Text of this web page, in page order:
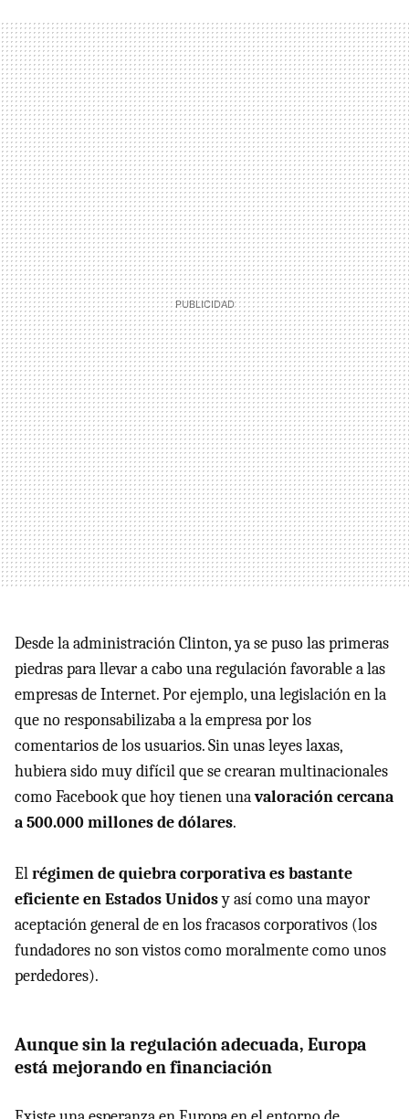
Desde la administración Clinton, ya se puso las primeras
piedras para llevar a cabo una regulación favorable a las
empresas de Internet. Por ejemplo, una legislación en la
que no responsabilizaba a la empresa por los
comentarios de los usuarios. Sin unas leyes laxas,
hubiera sido muy difícil que se crearan multinacionales
como Facebook que hoy tienen unavaloración cercana
a 500.000 millones de dólares.
Elrégimen de quiebra corporativa es bastante
eficiente en Estados Unidosy así como una mayor
aceptación general de en los fracasos corporativos (los
fundadores no son vistos como moralmente como unos
perdedores).
Aunque sin la regulación adecuada, Europa
está mejorando en financiación